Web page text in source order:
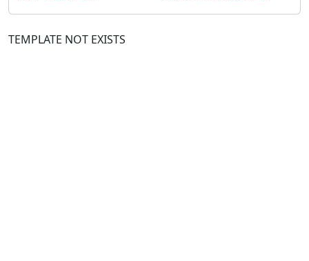
TEMPLATE NOT EXISTS